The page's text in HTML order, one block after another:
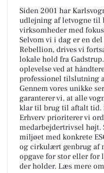
Siden 2001 har
udlejning af letvogne til
virksomheder med
Selvom vi i dag er en
Rebellion, drives vi
lokale hold fra
oplevelse ved at
professionel tilslutning
Gennem vores unikke
garanterer vi, at alle
klar til brug til aftalt tid.
Erhverv prioriterer vi
medarbejdertrivsel højt.
miljøet med konkrete
og cirkulært genbrug af
opgave for stor eller for
der holder. Læs mere